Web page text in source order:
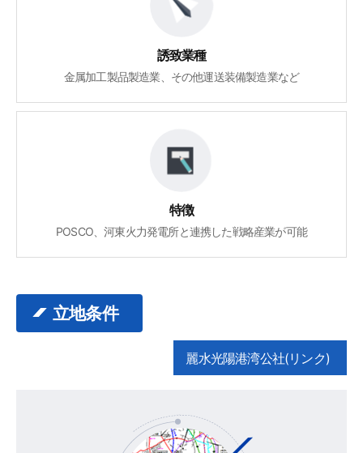
誘致業種
金属加工製品製造業、その他運送装備製造業など
特徴
POSCO、河東火力発電所と連携した戦略産業が可能
立地条件
麗水光陽港湾公社(リンク)